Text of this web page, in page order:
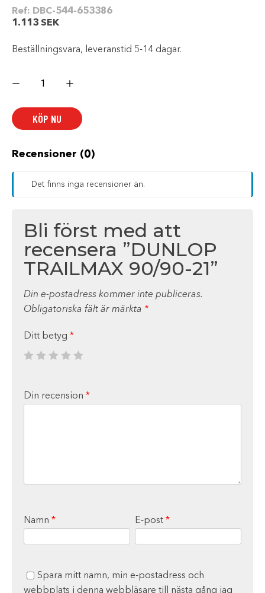
Ref: DBC-544-653386
1.113 SEK
Beställningsvara, leveranstid 5-14 dagar.
TRAILMAX
mängd
KÖP NU
Recensioner (0)
Det finns inga recensioner än.
Bli först med att
recensera ”DUNLOP
TRAILMAX 90/90-21”
Din e-postadress kommer inte publiceras.
Obligatoriska fält är märkta *
Ditt betyg *
Din recension *
Namn * E-post *
Spara mitt namn, min e-postadress och
webbplats i denna webbläsare till nästa gång jag